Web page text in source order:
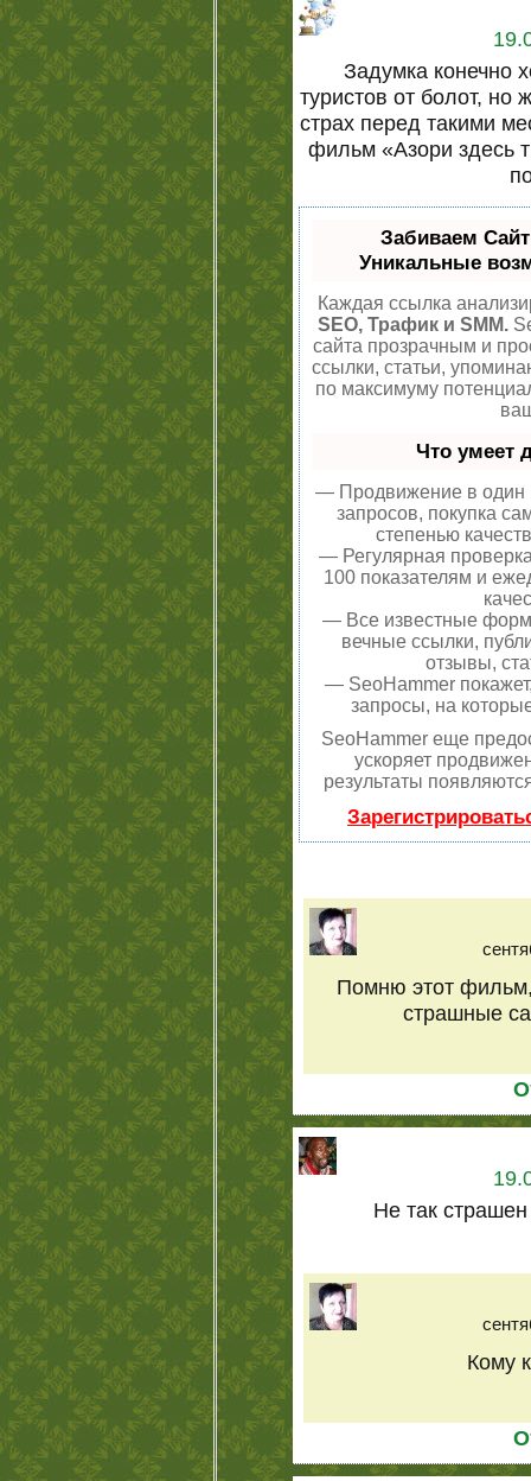
Задумка конечно
туристов от болот, но
страх перед такими
фильм «Азори здесь
Забиваем
Уникальные
Каждая ссылка
SEO, Трафик и SMM.
сайта прозрачным и
ссылки, статьи,
по максимуму
Что умеет
— Продвижение в один
запросов, покупка
степенью
— Регулярная
100 показателям и
— Все известные
вечные ссылки,
отзывы,
— SeoHammer
запросы, на
SeoHammer еще
ускоряет
результаты
Помню этот
страшные
Не так
Кому